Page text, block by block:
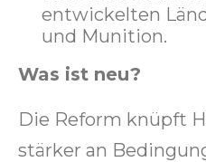
entwickelten
und Munition.
Was ist neu?
Die Reform knüpft
stärker an